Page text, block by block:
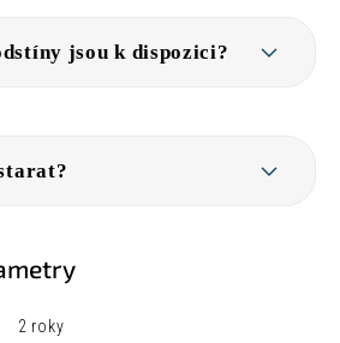
jsou k dispozici?
2 roky